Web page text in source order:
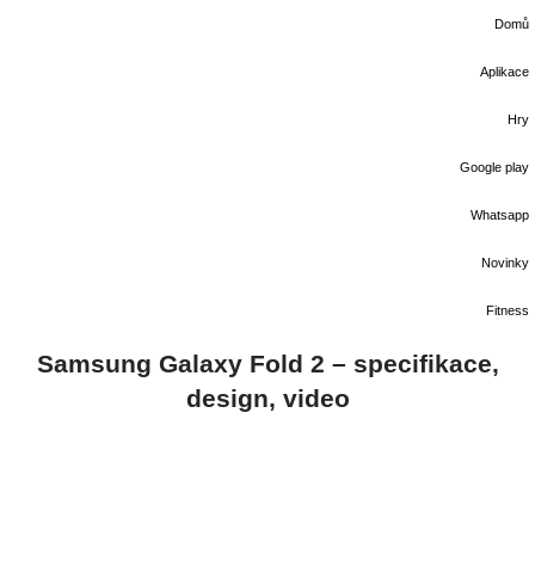
Domů
Aplikace
Hry
Google play
Whatsapp
Novinky
Fitness
Samsung Galaxy Fold 2 – specifikace,
design, video